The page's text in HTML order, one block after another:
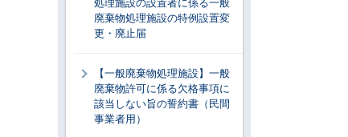
処理施設の設置者に係る一般
廃棄物処理施設の特例設置変
更・廃止届
【一般廃棄物処理施設】一般
廃棄物許可に係る欠格事項に
該当しない旨の誓約書（民間
事業者用）